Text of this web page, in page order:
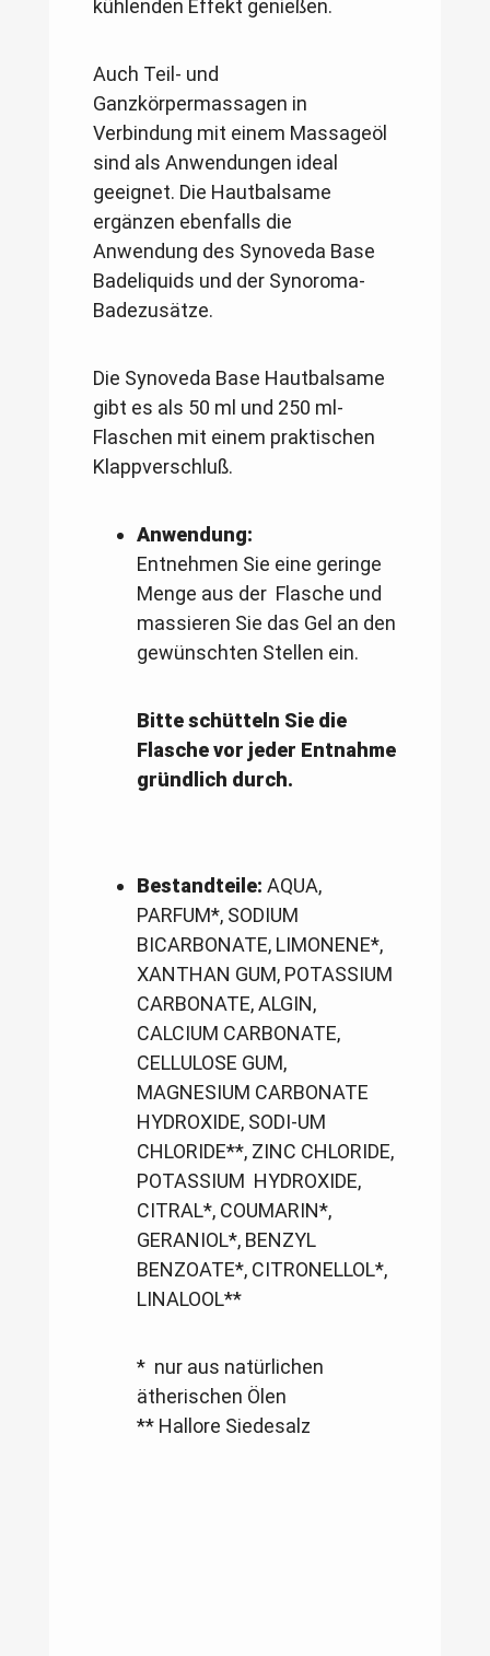
kühlenden Effekt genießen.
Auch Teil- und
Ganzkörpermassagen in
Verbindung mit einem Massageöl
sind als Anwendungen ideal
geeignet. Die Hautbalsame
ergänzen ebenfalls die
Anwendung des Synoveda Base
Badeliquids und der Synoroma-
Badezusätze.
Die Synoveda Base Hautbalsame
gibt es als 50 ml und 250 ml-
Flaschen mit einem praktischen
Klappverschluß.
Anwendung:
Entnehmen Sie eine geringe
Menge aus der Flasche und
massieren Sie das Gel an den
gewünschten Stellen ein.
Bitte schütteln Sie die
Flasche vor jeder Entnahme
gründlich durch.
Bestandteile: AQUA,
PARFUM*, SODIUM
BICARBONATE, LIMONENE*,
XANTHAN GUM, POTASSIUM
CARBONATE, ALGIN,
CALCIUM CARBONATE,
CELLULOSE GUM,
MAGNESIUM CARBONATE
HYDROXIDE, SODI-UM
CHLORIDE**, ZINC CHLORIDE,
POTASSIUM HYDROXIDE,
CITRAL*, COUMARIN*,
GERANIOL*, BENZYL
BENZOATE*, CITRONELLOL*,
LINALOOL**
* nur aus natürlichen
ätherischen Ölen
** Hallore Siedesalz